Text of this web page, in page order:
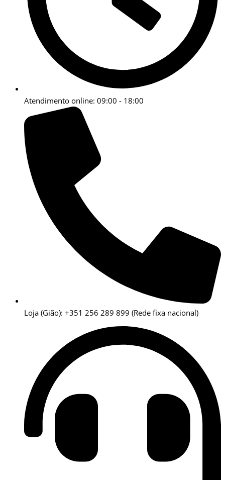
Atendimento online: 09:00 - 18:00
Loja (Gião): +351 256 289 899 (Rede fixa nacional)